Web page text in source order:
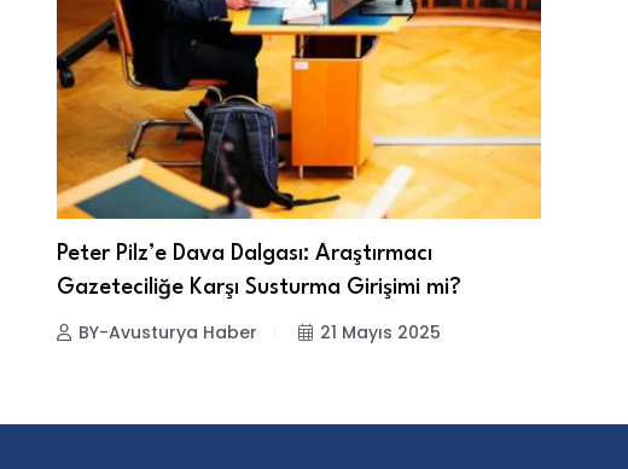
Peter Pilz’e Dava Dalgası: Araştırmacı
Gazeteciliğe Karşı Susturma Girişimi mi?
BY-Avusturya Haber 21 Mayıs 2025